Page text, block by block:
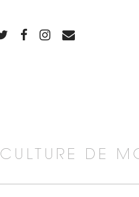
CULTURE DE